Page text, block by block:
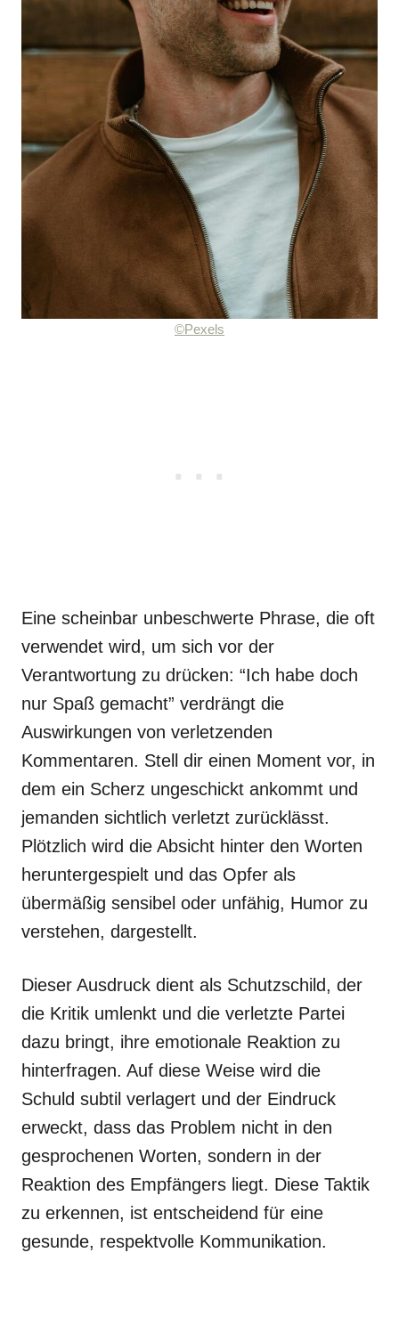
©Pexels
Eine scheinbar unbeschwerte Phrase, die oft
verwendet wird, um sich vor der
Verantwortung zu drücken: “Ich habe doch
nur Spaß gemacht” verdrängt die
Auswirkungen von verletzenden
Kommentaren. Stell dir einen Moment vor, in
dem ein Scherz ungeschickt ankommt und
jemanden sichtlich verletzt zurücklässt.
Plötzlich wird die Absicht hinter den Worten
heruntergespielt und das Opfer als
übermäßig sensibel oder unfähig, Humor zu
verstehen, dargestellt.
Dieser Ausdruck dient als Schutzschild, der
die Kritik umlenkt und die verletzte Partei
dazu bringt, ihre emotionale Reaktion zu
hinterfragen. Auf diese Weise wird die
Schuld subtil verlagert und der Eindruck
erweckt, dass das Problem nicht in den
gesprochenen Worten, sondern in der
Reaktion des Empfängers liegt. Diese Taktik
zu erkennen, ist entscheidend für eine
gesunde, respektvolle Kommunikation.